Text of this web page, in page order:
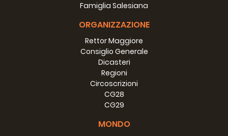
imprenditoriale: durante questo programma
accompagnati nella scoperta e nell’approfondimento
del marketing e delle idee commerciali utili per il
settore, e imparano a raccogliere e presentare i
risultati del loro lavoro – che sia nei campi, tra gli
animali o in mezzo all’acqua. Una formazione che li
aiuta sia per gli studi all’università, sia per il lavoro
come piccoli imprenditori.
Famiglia Salesiana
ORGANIZZAZIONE
Rettor Maggiore
Consiglio Generale
Dicasteri
Regioni
Circoscrizioni
CG28
CG29
MONDO